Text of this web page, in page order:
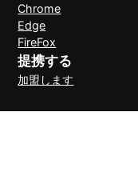
Chrome
Edge
FireFox
提携する
加盟します